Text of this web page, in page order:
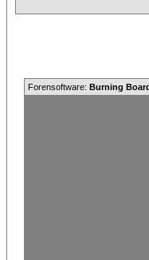
Forensoftware: Burning